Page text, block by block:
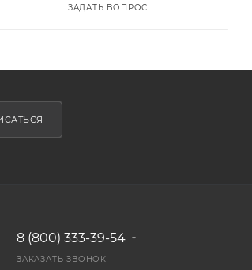
ЗАДАТЬ ВОПРОС
8 (800) 333-39-54
ЗАКАЗАТЬ ЗВОНОК